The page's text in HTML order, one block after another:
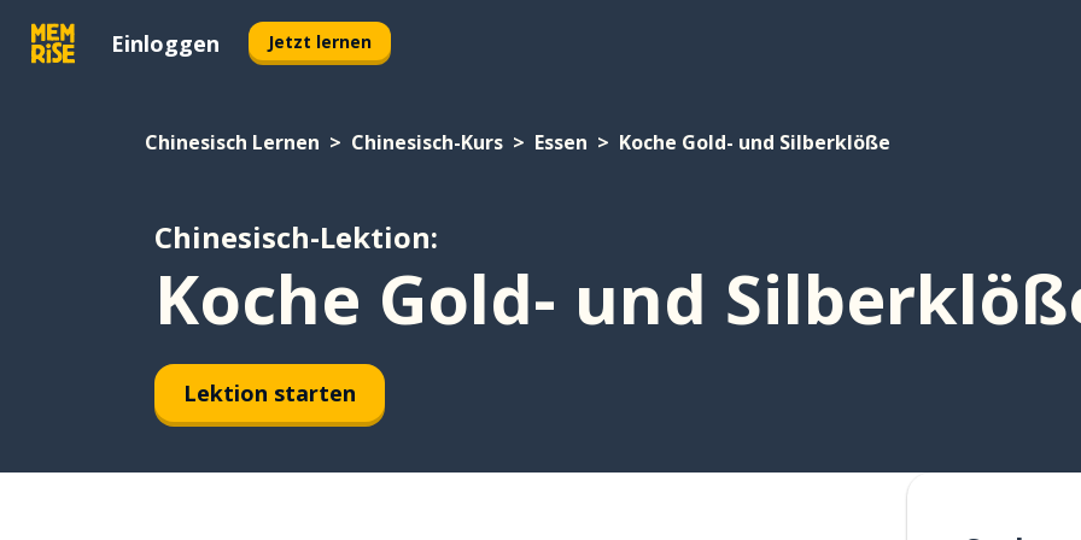
Einloggen Jetzt lernen
Chinesisch Lernen Chinesisch-Kurs Essen Koche Gold- und Silberklöße
Chinesisch-Lektion:
Koche Gold- und
Lektion starten